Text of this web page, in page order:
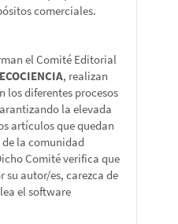
comerciales.
el Comité Editorial
, realizan
los diferentes procesos
la elevada
artículos que quedan
la comunidad
Comité verifica que
autor/es, carezca de
el software